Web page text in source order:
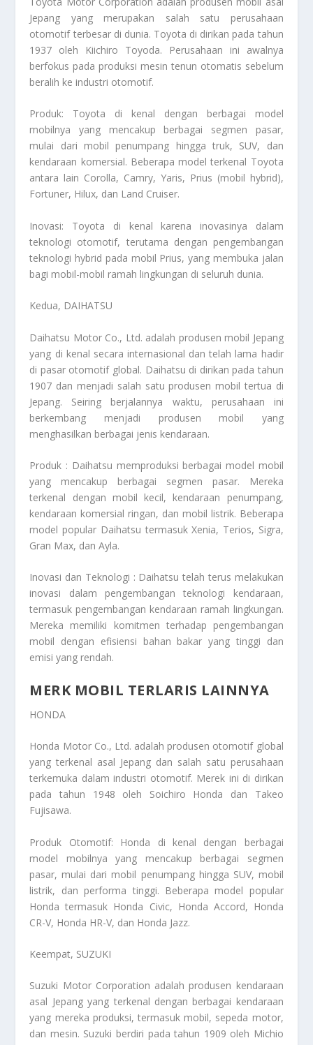
Jepang yang merupakan salah satu perusahaan
otomotif terbesar di dunia. Toyota di dirikan pada tahun
1937 oleh Kiichiro Toyoda. Perusahaan ini awalnya
berfokus pada produksi mesin tenun otomatis sebelum
beralih ke industri otomotif.
Produk: Toyota di kenal dengan berbagai model
mobilnya yang mencakup berbagai segmen pasar,
mulai dari mobil penumpang hingga truk, SUV, dan
kendaraan komersial. Beberapa model terkenal Toyota
antara lain Corolla, Camry, Yaris, Prius (mobil hybrid),
Fortuner, Hilux, dan Land Cruiser.
Inovasi: Toyota di kenal karena inovasinya dalam
teknologi otomotif, terutama dengan pengembangan
teknologi hybrid pada mobil Prius, yang membuka jalan
bagi mobil-mobil ramah lingkungan di seluruh dunia.
Kedua, DAIHATSU
Daihatsu Motor Co., Ltd. adalah produsen mobil Jepang
yang di kenal secara internasional dan telah lama hadir
di pasar otomotif global. Daihatsu di dirikan pada tahun
1907 dan menjadi salah satu produsen mobil tertua di
Jepang. Seiring berjalannya waktu, perusahaan ini
berkembang menjadi produsen mobil yang
menghasilkan berbagai jenis kendaraan.
Produk : Daihatsu memproduksi berbagai model mobil
yang mencakup berbagai segmen pasar. Mereka
terkenal dengan mobil kecil, kendaraan penumpang,
kendaraan komersial ringan, dan mobil listrik. Beberapa
model popular Daihatsu termasuk Xenia, Terios, Sigra,
Gran Max, dan Ayla.
Inovasi dan Teknologi : Daihatsu telah terus melakukan
inovasi dalam pengembangan teknologi kendaraan,
termasuk pengembangan kendaraan ramah lingkungan.
Mereka memiliki komitmen terhadap pengembangan
mobil dengan efisiensi bahan bakar yang tinggi dan
emisi yang rendah.
MERK MOBIL TERLARIS LAINNYA
HONDA
Honda Motor Co., Ltd. adalah produsen otomotif global
yang terkenal asal Jepang dan salah satu perusahaan
terkemuka dalam industri otomotif. Merek ini di dirikan
pada tahun 1948 oleh Soichiro Honda dan Takeo
Fujisawa.
Produk Otomotif: Honda di kenal dengan berbagai
model mobilnya yang mencakup berbagai segmen
pasar, mulai dari mobil penumpang hingga SUV, mobil
listrik, dan performa tinggi. Beberapa model popular
Honda termasuk Honda Civic, Honda Accord, Honda
CR-V, Honda HR-V, dan Honda Jazz.
Keempat, SUZUKI
Suzuki Motor Corporation adalah produsen kendaraan
asal Jepang yang terkenal dengan berbagai kendaraan
yang mereka produksi, termasuk mobil, sepeda motor,
dan mesin. Suzuki berdiri pada tahun 1909 oleh Michio